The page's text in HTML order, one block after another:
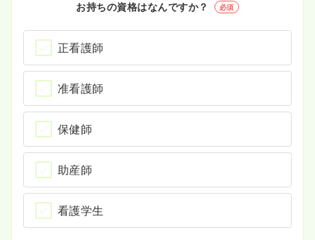
お持ちの資格はなんですか？ 必須
正看護師
准看護師
保健師
助産師
看護学生